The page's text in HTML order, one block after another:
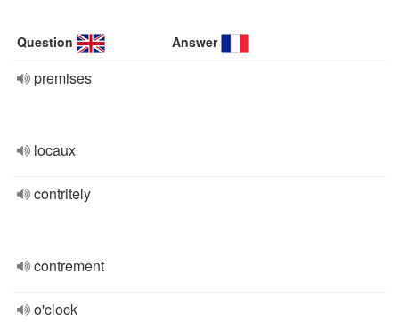
Question Answer
premises
locaux
contritely
contrement
o'clock